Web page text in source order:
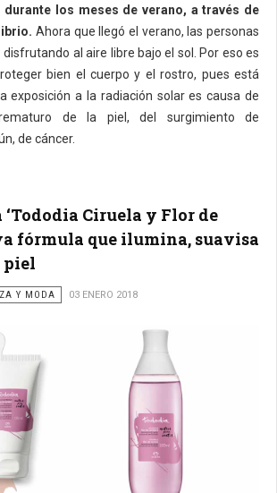
los meses de verano, a través de
Ahora que llegó el verano, las personas
al aire libre bajo el sol. Por eso es
bien el cuerpo y el rostro, pues está
exposición a la radiación solar es causa de
de la piel, del surgimiento de
de cáncer.
Ciruela y Flor de
fórmula que ilumina, suavisa
piel
Y MODA 03 ENERO 2018